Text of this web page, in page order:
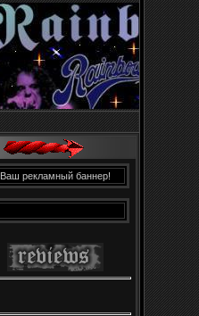
Ваш рекламный баннер!